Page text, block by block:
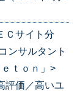
Ｃサイト分
ンサルタント
ｔｏｎ」>
評価／高いユ